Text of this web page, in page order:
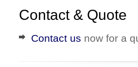
Contact & Quote
Contact us now for a